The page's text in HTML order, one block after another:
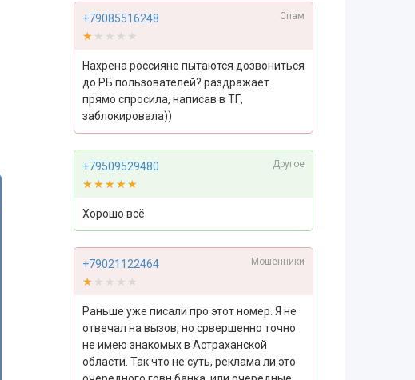
+79085516248 Спам
★★★★★
★★★★★
Нахрена россияне пытаются дозвониться
до РБ пользователей? раздражает.
прямо спросила, написав в ТГ,
заблокировала))
+79509529480 Другое
★★★★★
★★★★★
Хорошо всё
+79021122464 Мошенники
★★★★★
★★★★★
Раньше уже писали про этот номер. Я не
отвечал на вызов, но срвершенно точно
не имею знакомых в Астраханской
области. Так что не суть, реклама ли это